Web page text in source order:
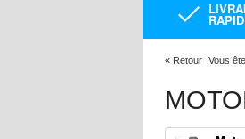
« Retour Vous